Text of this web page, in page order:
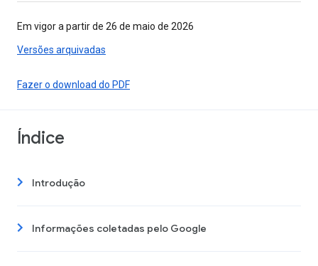
Em vigor a partir de 26 de maio de 2026
Versões arquivadas
Fazer o download do PDF
Índice
Introdução
Informações coletadas pelo Google